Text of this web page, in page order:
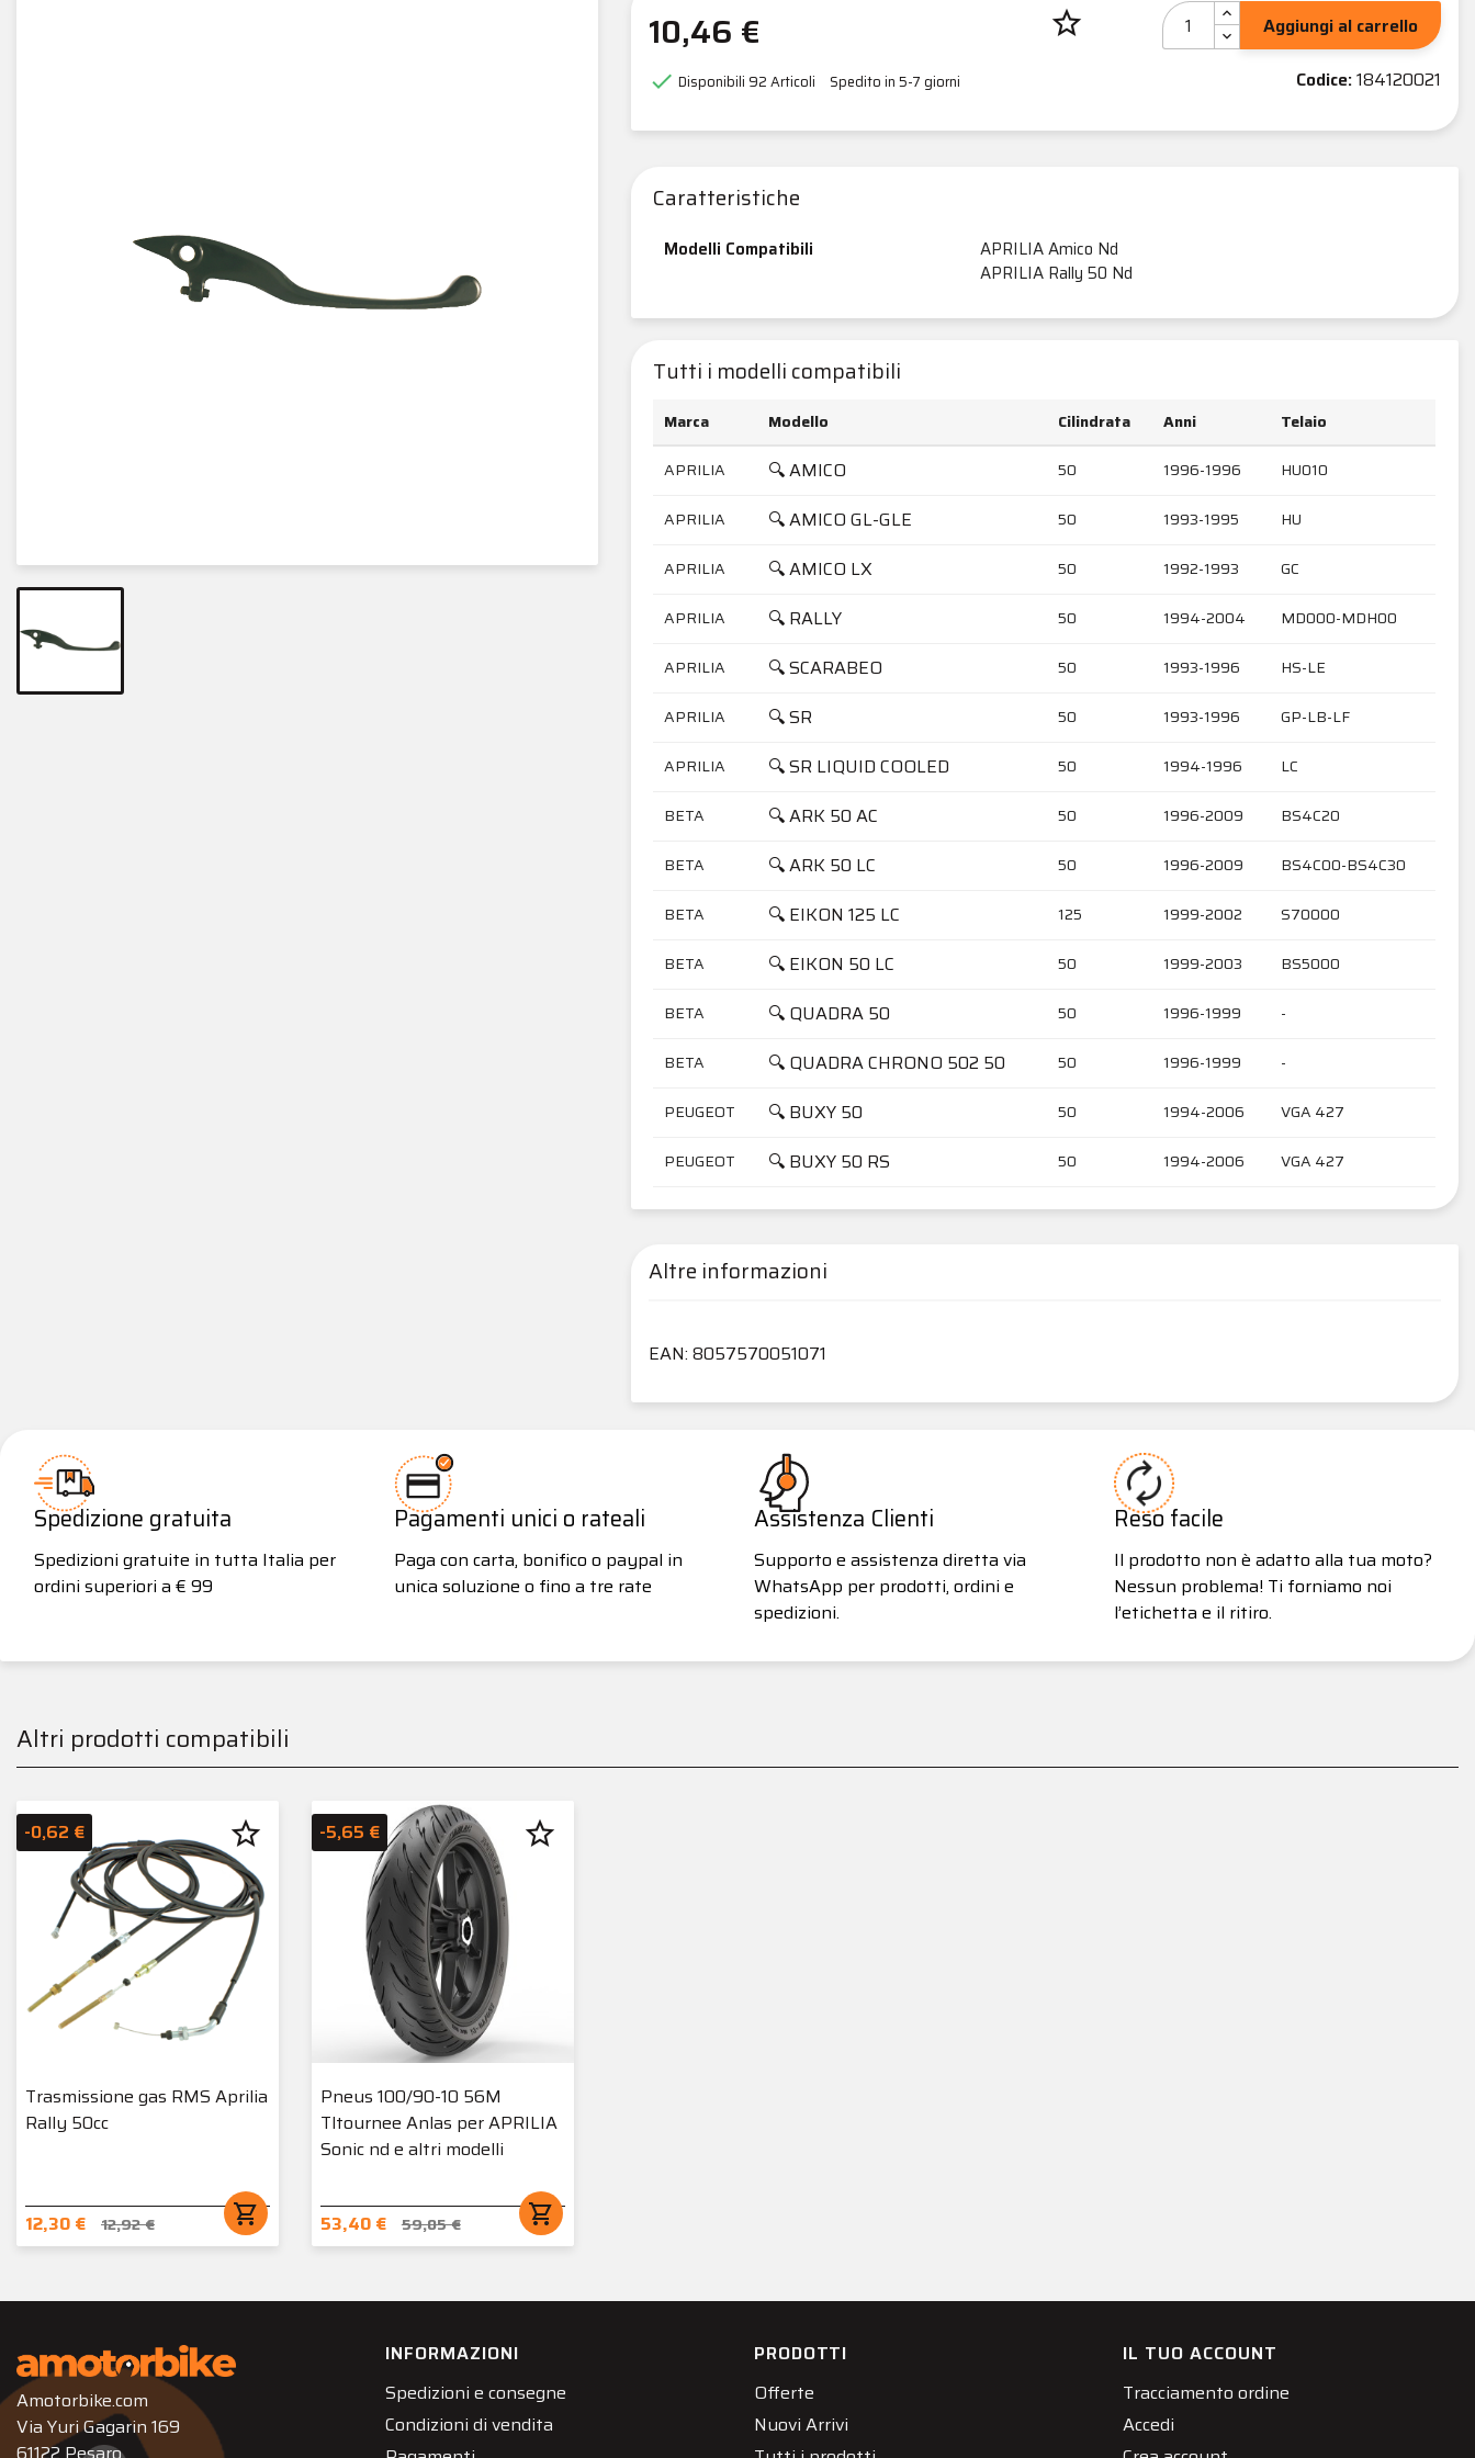
10,46 €
 Disponibili 92 Articoli Spedito in 5-7 giorni
star_border
Aggiungi al carrello
Codice:184120021
Caratteristiche
Modelli Compatibili
APRILIA Amico Nd
APRILIA Rally 50 Nd
Tutti i modelli compatibili
Marca Modello Cilindrata Anni
Telaio
APRILIA
🔍 AMICO 50 1996-1996 HU010
APRILIA 🔍 AMICO GL-GLE 50 1993-1995 HU
APRILIA 🔍 AMICO LX 50 1992-1993 GC
APRILIA 🔍 RALLY 50 1994-2004 MD000-MDH00
APRILIA 🔍 SCARABEO 50 1993-1996 HS-LE
APRILIA 🔍 SR 50 1993-1996 GP-LB-LF
APRILIA 🔍 SR LIQUID COOLED 50 1994-1996 LC
BETA 🔍 ARK 50 AC 50 1996-2009 BS4C20
BETA 🔍 ARK 50 LC 50 1996-2009 BS4C00-BS4C30
BETA 🔍 EIKON 125 LC 125 1999-2002 S70000
BETA 🔍 EIKON 50 LC 50 1999-2003 BS5000
BETA 🔍 QUADRA 50 50 1996-1999 -
BETA 🔍 QUADRA CHRONO 502 50 50 1996-1999 -
PEUGEOT 🔍 BUXY 50 50 1994-2006 VGA 427
PEUGEOT 🔍 BUXY 50 RS 50 1994-2006 VGA 427
Altre informazioni
EAN: 8057570051071
Spedizione gratuita
Spedizioni gratuite in tutta Italia per
ordini superiori a € 99
Pagamenti unici o rateali
Paga con carta, bonifico o paypal in
unica soluzione o fino a tre rate
Assistenza Clienti
Supporto e assistenza diretta via
WhatsApp per prodotti, ordini e
spedizioni.
Reso facile
Il prodotto non è adatto alla tua moto?
Nessun problema! Ti forniamo noi
l’etichetta e il ritiro.
Altri prodotti compatibili
Trasmissione gas RMS Aprilia
Rally 50cc
12,30 € 12,92 € shopping_cart
-0,62 € star_border
Pneus 100/90-10 56M
Tltournee Anlas per APRILIA
Sonic nd e altri modelli
53,40 € 59,05 € shopping_cart
-5,65 € star_border
Amotorbike.com
Via Yuri Gagarin 169
INFORMAZIONI
Spedizioni e consegne
Condizioni di vendita
PRODOTTI
Offerte
Nuovi Arrivi
IL TUO ACCOUNT
Tracciamento ordine
Accedi